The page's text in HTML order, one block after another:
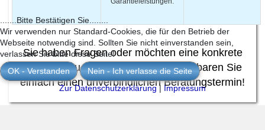
Sie haben Fragen oder möchten eine konkrete
Beratung zu Ihrem Gebäude? Vereinbaren Sie
einfach einen unverbindlichen Beratungstermin!
.......Bitte Bestätigen Sie........
Wir verwenden nur Standard-Cookies, die für den Betrieb der
Webseite notwendig sind. Sollten Sie nicht einverstanden sein,
verlassen Sie bitte diese Seite!
OK - Verstanden
Nein - Ich verlasse die Seite
Zur Datenschutzerklärung | Impressum